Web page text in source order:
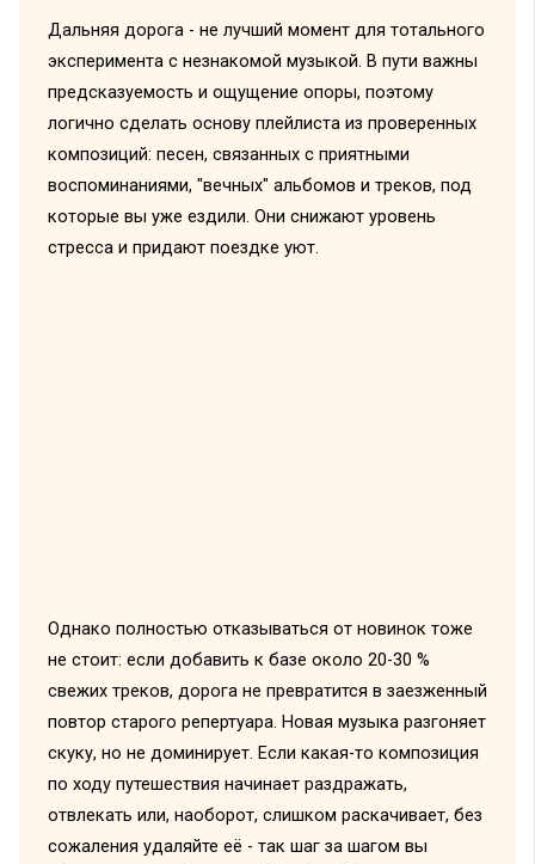
Дальняя дорога - не лучший момент для тотального
эксперимента с незнакомой музыкой. В пути важны
предсказуемость и ощущение опоры, поэтому
логично сделать основу плейлиста из проверенных
композиций: песен, связанных с приятными
воспоминаниями, "вечных" альбомов и треков, под
которые вы уже ездили. Они снижают уровень
стресса и придают поездке уют.
Однако полностью отказываться от новинок тоже
не стоит: если добавить к базе около 20-30 %
свежих треков, дорога не превратится в заезженный
повтор старого репертуара. Новая музыка разгоняет
скуку, но не доминирует. Если какая-то композиция
по ходу путешествия начинает раздражать,
отвлекать или, наоборот, слишком раскачивает, без
сожаления удаляйте её - так шаг за шагом вы